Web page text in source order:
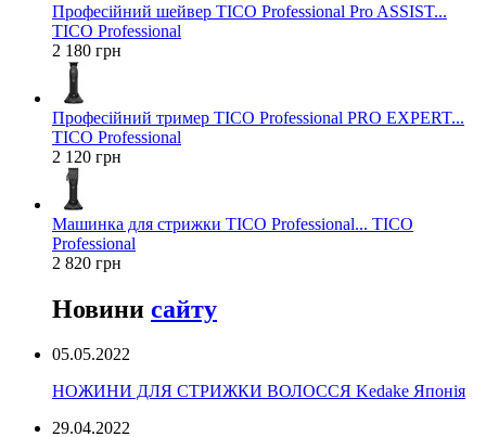
Професійний шейвер TICO Professional Pro ASSIST...
TICO Professional
2 180 грн
Професійний тример TICO Professional PRO EXPERT...
TICO Professional
2 120 грн
Машинка для стрижки TICO Professional... TICO
Professional
2 820 грн
Новини сайту
05.05.2022
НОЖИНИ ДЛЯ СТРИЖКИ ВОЛОССЯ Kedake Японія
29.04.2022